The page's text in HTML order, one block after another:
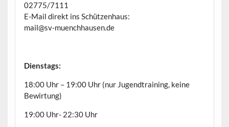
02775/7111
E-Mail direkt ins Schützenhaus:
mail@sv-muenchhausen.de
Dienstags:
18:00 Uhr – 19:00 Uhr (nur Jugendtraining, keine
Bewirtung)
19:00 Uhr- 22:30 Uhr